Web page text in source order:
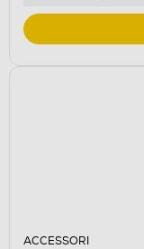
ACCESSORI